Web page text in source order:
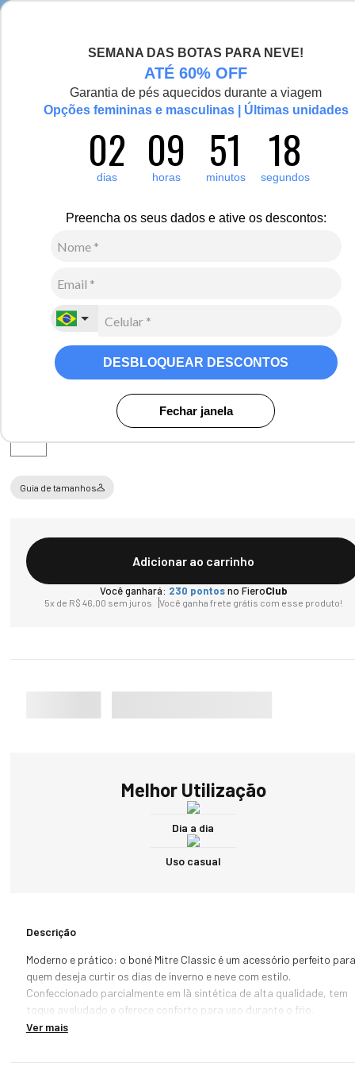
SEMANA DAS BOTAS PARA NEVE!
ATÉ 60% OFF
Garantia de pés aquecidos durante a viagem
Opções femininas e masculinas | Últimas unidades
02
dias 09
horas 51
minutos 18
segundos
Preencha os seus dados e ative os descontos:
DESBLOQUEAR DESCONTOS
Fechar janela
Vídeo
Acessórios Bonés
Avaliação
00
Preto
U
Guia de tamanhos
Adicionar ao carrinho
Você ganhará: 230 pontosno FieroClub
5x de R$ 46,00 sem juros Você ganha frete grátis com esse produto!
Melhor Utilização
Dia a dia
Uso casual
Descrição
Moderno e prático: o boné Mitre Classic é um acessório perfeito para
quem deseja curtir os dias de inverno e neve com estilo.
Confeccionado parcialmente em lã sintética de alta qualidade, tem
toque aveludado e oferece conforto para uso durante o frio.
Ver mais